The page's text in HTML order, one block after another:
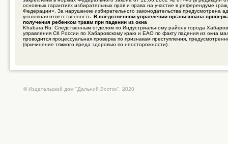
основных гарантиях избирательных прав и права на участие в референдуме
Федерации». За нарушение избирательного законодательства предусмотрена
уголовная ответственность. В следственном управлении организована
получения ребенком травм при падении из окна
Khabara.Ru: Следственным отделом по Индустриальному району города
управления СК России по Хабаровскому краю и ЕАО по факту падения из окна
проводится процессуальная проверка по признакам преступления,
(причинение тяжкого вреда здоровью по неосторожности).
© Издательский дом "Дальний Восток", 2020